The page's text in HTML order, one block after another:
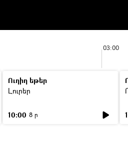
03:00
Ուղիղ եթեր
Լուրեր
10:00 8 ր